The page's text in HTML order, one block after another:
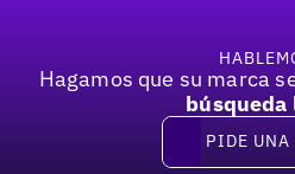
Hagamos que su marca
búsqueda
Pide unaPIDE UNA